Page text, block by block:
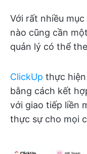
Với rất nhiều
nào cũng cần
quản lý có thể
ClickUp thực
bằng cách kết
với giao tiếp liền
thực sự cho mọi